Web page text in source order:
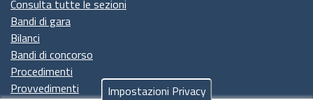
Consulta tutte le sezioni
Bandi di gara
Bilanci
Bandi di concorso
Procedimenti
Provvedimenti
Impostazioni Privacy